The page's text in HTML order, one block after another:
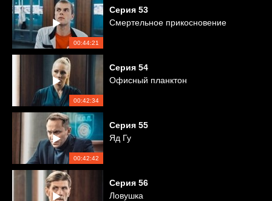
00:44:21
Серия 53
Смертельное прикосновение
00:42:34
Серия 54
Офисный планктон
00:42:42
Серия 55
Яд Гу
Серия 56
Ловушка